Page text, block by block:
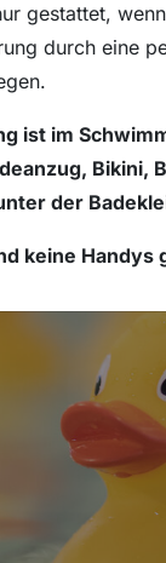
gestattet,
durch eine
ist im
Bikini,
der
keine Handys